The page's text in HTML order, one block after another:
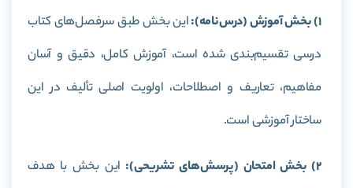
1) بخش آموزش (درس‌نامه):
این بخش طبق سرفصل‌های کتاب
درسی تقسیم‌بندی شده‌ است، آموزش کامل، دقیق و آسان
مفاهیم، تعاریف و اصطلاحات، اولویت اصلی تألیف در این
ساختار آموزشی است.
2) بخش امتحان (پرسش‌های تشریحی):
این بخش با هدف